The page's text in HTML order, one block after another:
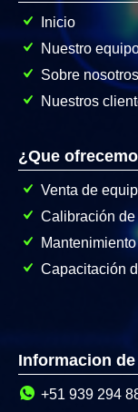
Inicio
Nuestro
Sobre nosotros
Nuestros
¿Que
Venta de
Calibración
Capacitación
Informacion
+51 939 294